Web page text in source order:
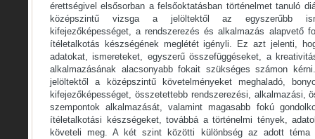
érettségivel elsősorban a felsőoktatásban történelmet tanuló
középszintű vizsga a jelöltektől az egyszerűbb
kifejezőképességet, a rendszerezés és alkalmazás alapvető
ítéletalkotás készségének meglétét igényli. Ez azt jelenti,
adatokat, ismereteket, egyszerű összefüggéseket, a
alkalmazásának alacsonyabb fokait szükséges számon
jelöltektől a középszintű követelményeket meghaladó,
kifejezőképességet, összetettebb rendszerezési, alkalmazási,
szempontok alkalmazását, valamint magasabb fokú
ítéletalkotási készségeket, továbbá a történelmi tények,
követeli meg. A két szint közötti különbség az adott téma